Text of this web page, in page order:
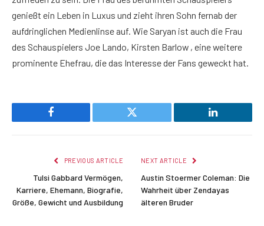
genießt ein Leben in Luxus und zieht ihren Sohn fernab der
aufdringlichen Medienlinse auf. Wie Saryan ist auch die Frau
des Schauspielers Joe Lando, Kirsten Barlow , eine weitere
prominente Ehefrau, die das Interesse der Fans geweckt hat.
Facebook Twitter LinkedIn
PREVIOUS ARTICLE
Tulsi Gabbard Vermögen,
Karriere, Ehemann, Biografie,
Größe, Gewicht und Ausbildung
NEXT ARTICLE
Austin Stoermer Coleman: Die
Wahrheit über Zendayas
älteren Bruder